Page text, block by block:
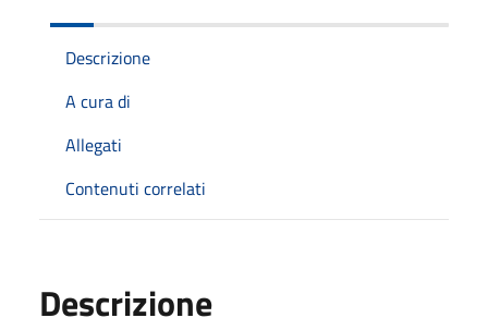
Descrizione
A cura di
Allegati
Contenuti correlati
Descrizione